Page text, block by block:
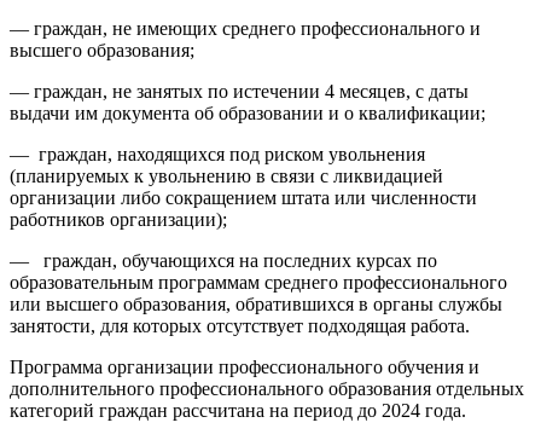
— граждан, не имеющих среднего профессионального и
высшего образования;
— граждан, не занятых по истечении 4 месяцев, с даты
выдачи им документа об образовании и о квалификации;
— граждан, находящихся под риском увольнения
(планируемых к увольнению в связи с ликвидацией
организации либо сокращением штата или численности
работников организации);
— граждан, обучающихся на последних курсах по
образовательным программам среднего профессионального
или высшего образования, обратившихся в органы службы
занятости, для которых отсутствует подходящая работа.
Программа организации профессионального обучения и
дополнительного профессионального образования отдельных
категорий граждан рассчитана на период до 2024 года.